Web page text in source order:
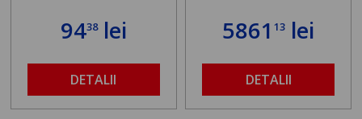
9438lei
DETALII
586113 lei
DETALII